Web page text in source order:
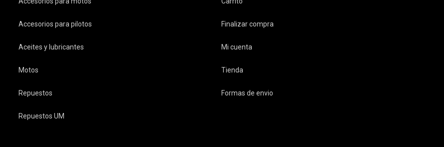
Accesorios para pilotos
Aceites y lubricantes
Motos
Repuestos
Repuestos UM
Finalizar compra
Mi cuenta
Tienda
Formas de envio